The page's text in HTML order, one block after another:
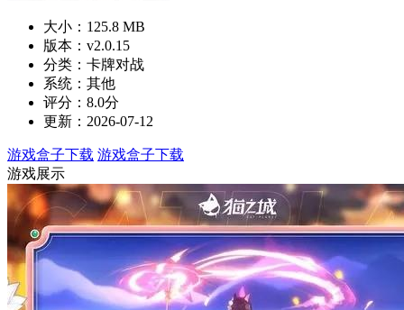
大小：125.8 MB
版本：v2.0.15
分类：卡牌对战
系统：其他
评分：8.0分
更新：2026-07-12
游戏盒子下载 游戏盒子下载
游戏展示